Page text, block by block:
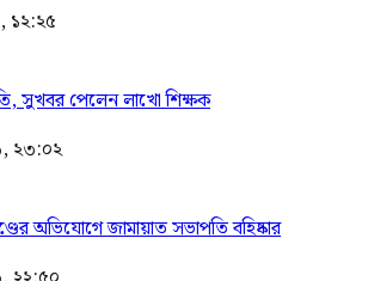
১২:২৫
সুখবর পেলেন লাখো শিক্ষক
২৩:০২
অভিযোগে জামায়াত সভাপতি বহিষ্কার